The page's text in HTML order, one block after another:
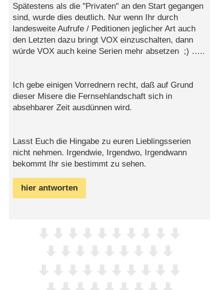
Spätestens als die "Privaten" an den Start gegangen
sind, wurde dies deutlich. Nur wenn Ihr durch
landesweite Aufrufe / Peditionen jeglicher Art auch
den Letzten dazu bringt VOX einzuschalten, dann
würde VOX auch keine Serien mehr absetzen ;) …..
Ich gebe einigen Vorrednern recht, daß auf Grund
dieser Misere die Fernsehlandschaft sich in
absehbarer Zeit ausdünnen wird.
Lasst Euch die Hingabe zu euren Lieblingsserien
nicht nehmen. Irgendwie, Irgendwo, Irgendwann
bekommt Ihr sie bestimmt zu sehen.
hier antworten